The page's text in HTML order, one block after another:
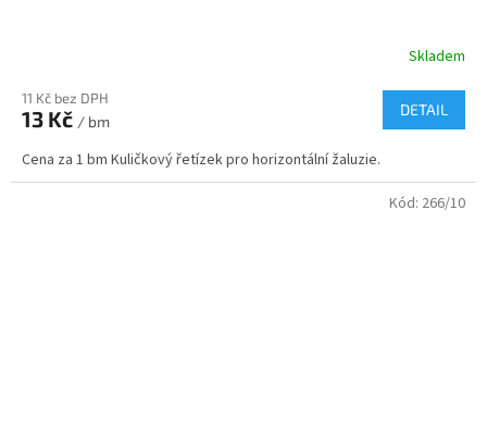
Skladem
11 Kč bez DPH
13 Kč / bm
DETAIL
Cena za 1 bm Kuličkový řetízek pro horizontální žaluzie.
Kód: 266/10